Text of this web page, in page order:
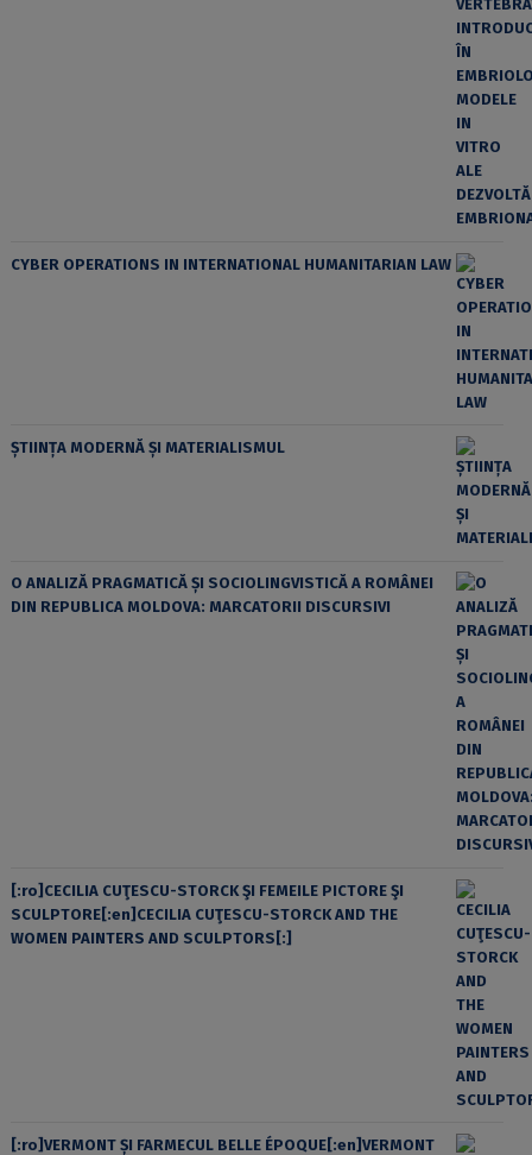
CYBER OPERATIONS IN INTERNATIONAL HUMANITARIAN LAW
ȘTIINȚA MODERNĂ ȘI MATERIALISMUL
O ANALIZĂ PRAGMATICĂ ȘI SOCIOLINGVISTICĂ A ROMÂNEI
DIN REPUBLICA MOLDOVA: MARCATORII DISCURSIVI
[:ro]CECILIA CUŢESCU-STORCK ŞI FEMEILE PICTORE ŞI
SCULPTORE[:en]CECILIA CUŢESCU-STORCK AND THE
WOMEN PAINTERS AND SCULPTORS[:]
[:ro]VERMONT ȘI FARMECUL BELLE ÉPOQUE[:en]VERMONT